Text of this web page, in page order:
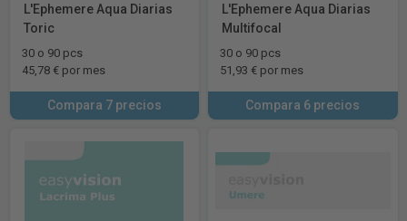
L'Ephemere Aqua Diarias
Toric
30 o 90 pcs
45,78 € por mes
Compara 7 precios
L'Ephemere Aqua Diarias
Multifocal
30 o 90 pcs
51,93 € por mes
Compara 6 precios